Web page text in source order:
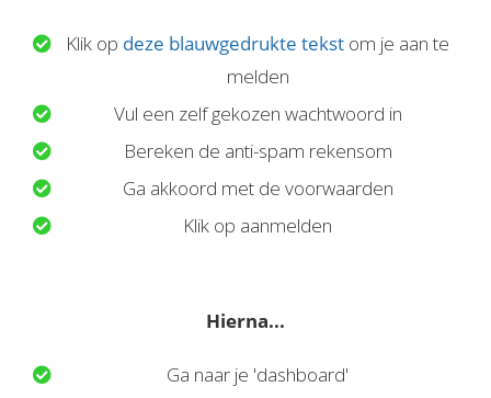
Klik op deze blauwgedrukte tekst om je aan te
melden
Vul een zelf gekozen wachtwoord in
Bereken de anti-spam rekensom
Ga akkoord met de voorwaarden
Klik op aanmelden
Hierna...
Ga naar je 'dashboard'